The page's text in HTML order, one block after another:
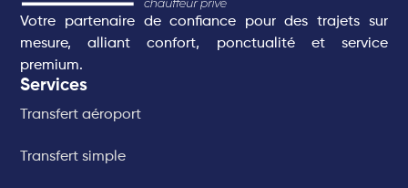
Votre partenaire de confiance pour des trajets sur
mesure, alliant confort, ponctualité et service
premium.
Services
Transfert aéroport
Transfert simple